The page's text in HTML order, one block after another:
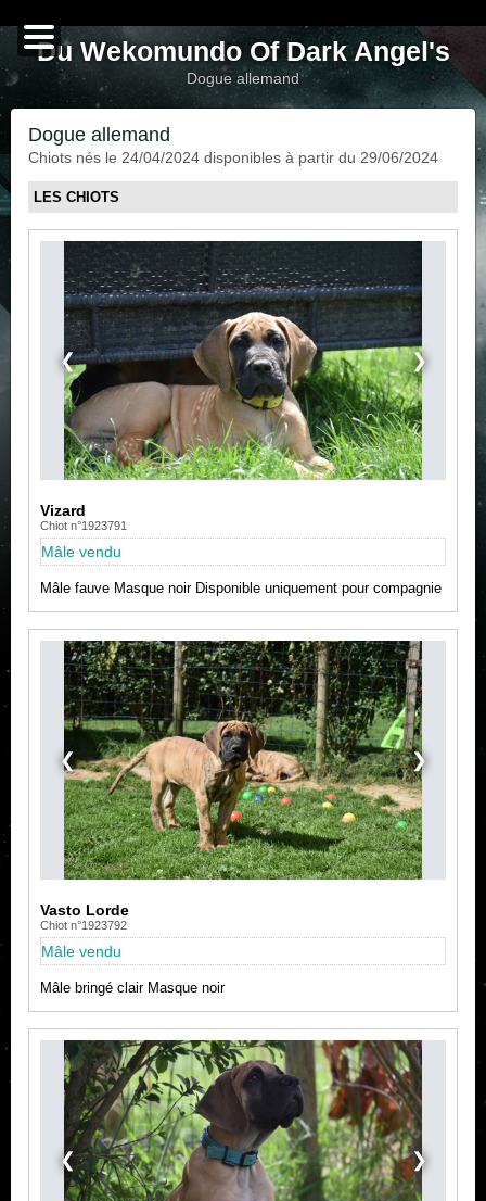
Du Wekomundo Of Dark Angel's
dogue allemand
Dogue allemand
Chiots nés le 24/04/2024 disponibles à partir du 29/06/2024
LES CHIOTS
❮ ❯
Vizard
Chiot n°1923791
Mâle vendu
Mâle fauve Masque noir Disponible uniquement pour compagnie
❮ ❯
Vasto Lorde
Chiot n°1923792
Mâle vendu
Mâle bringé clair Masque noir
❮ ❯